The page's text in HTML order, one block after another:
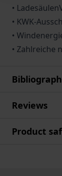
•
• KWK-
•
• Zahlreiche
Reviews
Product